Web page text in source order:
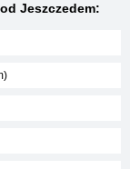
Jeszczedem: